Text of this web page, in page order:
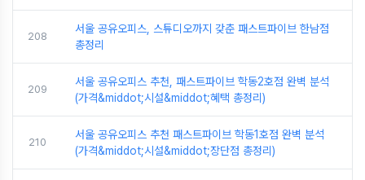
208
서울 공유오피스, 스튜디오까지 갖춘 패스트파이브 한남점
총정리
209
서울 공유오피스 추천, 패스트파이브 학동2호점 완벽 분석
(가격&middot;시설&middot;혜택 총정리)
210
서울 공유오피스 추천 패스트파이브 학동1호점 완벽 분석
(가격&middot;시설&middot;장단점 총정리)